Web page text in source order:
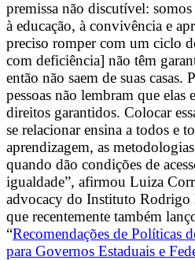
premissa não discutível:
à educação, à convivência e
preciso romper com um ciclo
com deficiência] não têm
então não saem de suas casas.
pessoas não lembram que elas
direitos garantidos. Colocar
se relacionar ensina a todos e
aprendizagem, as
quando dão condições de
igualdade”, afirmou Luiza
advocacy do Instituto Rodrigo
que recentemente também
“Recomendações de Políticas
para Governos Estaduais e